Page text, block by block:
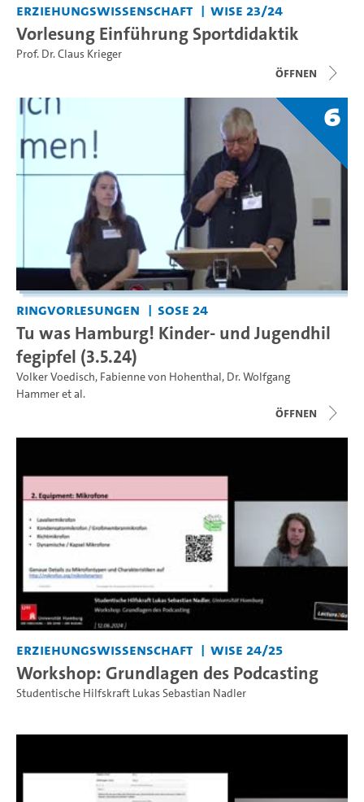
Erziehungswissenschaft WiSe 23/24
Vorlesung Einführung Sportdidaktik
Prof. Dr. Claus Krieger
Öffnen
6
Ringvorlesungen SoSe 24
Tu was Hamburg! Kinder- und Jugendhil
fegipfel (3.5.24)
Volker Voedisch, Fabienne von Hohenthal, Dr. Wolfgang
Hammeret al.
Öffnen
Erziehungswissenschaft WiSe 24/25
Workshop: Grundlagen des Podcasting
Studentische Hilfskraft Lukas Sebastian Nadler